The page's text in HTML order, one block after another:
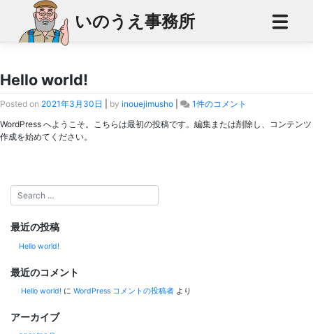
content
いのうえ事務所
カテゴリー:未分類
Hello world!
Posted on 2021年3月30日 by inouejimusho
Hello
へ
1件のコメント
WordPress へようこそ。こちらは最初の投稿です。編集または削除し、コンテンツ
作成を始めてください。
最近の投稿
Hello world!
最近のコメント
Hello world! に WordPress コメントの投稿者 より
アーカイブ